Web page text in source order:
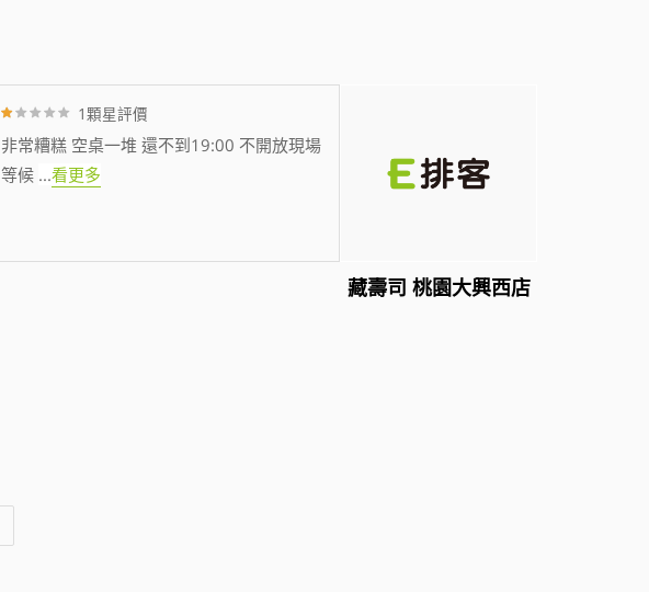
1顆星評價
非常糟糕 空桌一堆 還不到19:00 不開放現場
等候 ...看更多
藏壽司 桃園大興西店